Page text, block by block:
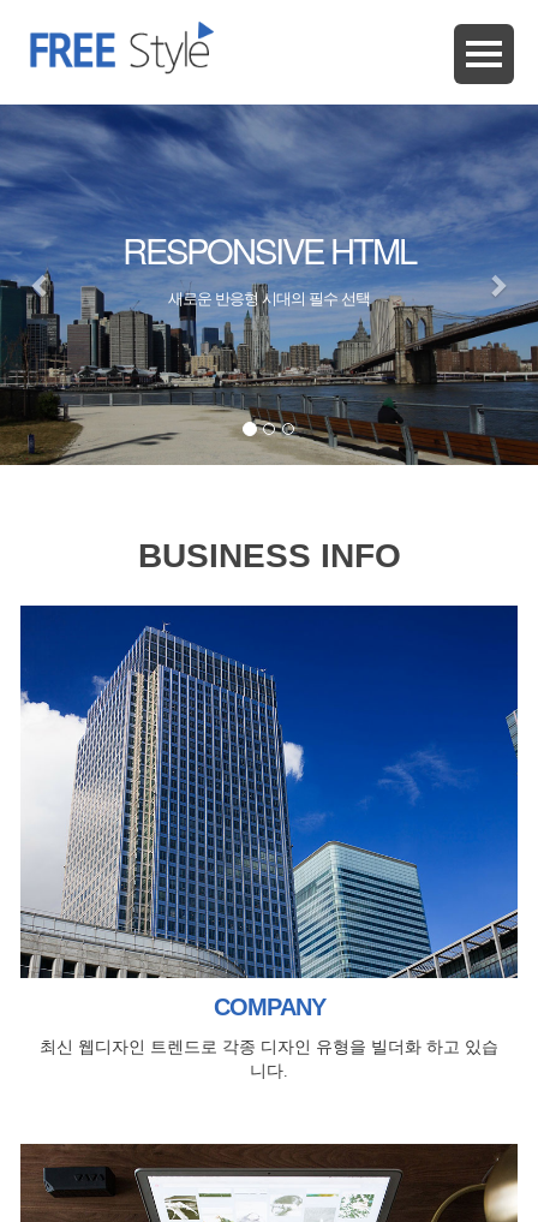
BUSINESS INFO
COMPANY
최신 웹디자인 트렌드로 각종 디자인 유형을 빌더화 하고 있습
니다.